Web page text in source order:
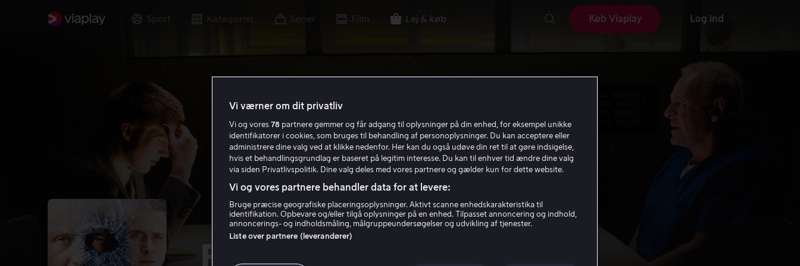
Sport Kategorier Serier Film Lej & køb Køb Viaplay Log ind
Fracture - Det afgørende
Vi værner om dit privatliv
Vi og vores 78 partnere gemmer og får adgang til oplysninger på din enhed, for eksempel unikke
identifikatorer i cookies, som bruges til behandling af personoplysninger. Du kan acceptere eller
administrere dine valg ved at klikke nedenfor. Her kan du også udøve din ret til at gøre indsigelse,
hvis et behandlingsgrundlag er baseret på legitim interesse. Du kan til enhver tid ændre dine valg
via siden Privatlivspolitik. Dine valg deles med vores partnere og gælder kun for dette website.
Vi og vores partnere behandler data for at levere:
Bruge præcise geografiske placeringsoplysninger. Aktivt scanne enhedskarakteristika til
identifikation. Opbevare og/eller tilgå oplysninger på en enhed. Tilpasset annoncering og indhold,
annoncerings- og indholdsmåling, målgruppeundersøgelser og udvikling af tjenester.
Liste over partnere (leverandører)